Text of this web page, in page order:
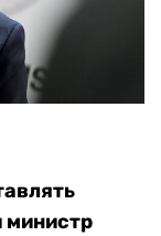
министр